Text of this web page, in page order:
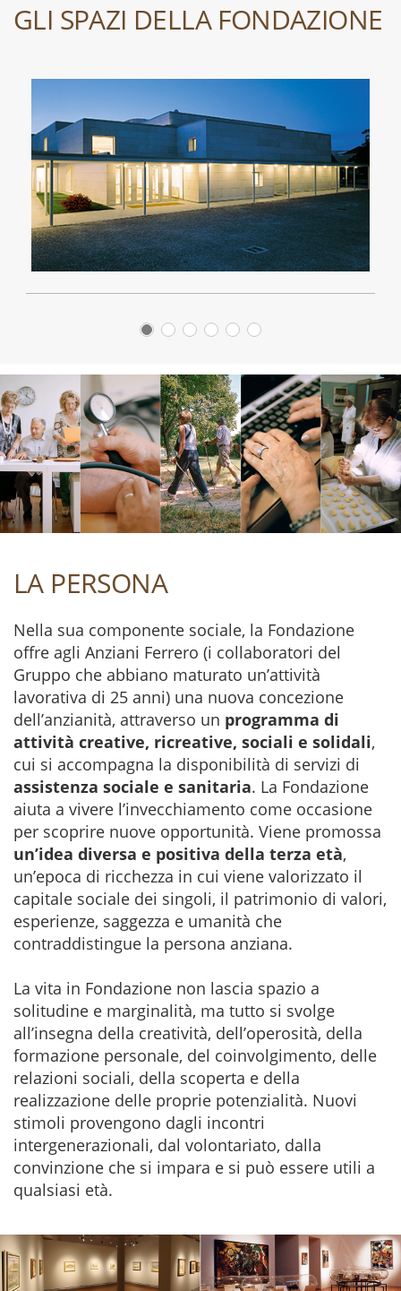
GLI SPAZI DELLA FONDAZIONE
LA PERSONA
Nella sua componente sociale, la Fondazione
offre agli Anziani Ferrero (i collaboratori del
Gruppo che abbiano maturato un’attività
lavorativa di 25 anni) una nuova concezione
dell’anzianità, attraverso un programma di
attività creative, ricreative, sociali e solidali,
cui si accompagna la disponibilità di servizi di
assistenza sociale e sanitaria. La Fondazione
aiuta a vivere l’invecchiamento come occasione
per scoprire nuove opportunità. Viene promossa
un’idea diversa e positiva della terza età,
un’epoca di ricchezza in cui viene valorizzato il
capitale sociale dei singoli, il patrimonio di valori,
esperienze, saggezza e umanità che
contraddistingue la persona anziana.
La vita in Fondazione non lascia spazio a
solitudine e marginalità, ma tutto si svolge
all’insegna della creatività, dell’operosità, della
formazione personale, del coinvolgimento, delle
relazioni sociali, della scoperta e della
realizzazione delle proprie potenzialità. Nuovi
stimoli provengono dagli incontri
intergenerazionali, dal volontariato, dalla
convinzione che si impara e si può essere utili a
qualsiasi età.